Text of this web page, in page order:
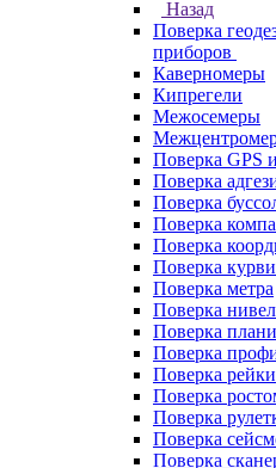
Назад
Поверка
приборов
Каверномеры
Кипрегели
Межосемеры
Поверка GPS
Поверка
Поверка
Поверка
Поверка
Поверка
Поверка метра
Поверка
Поверка
Поверка
Поверка рейки
Поверка
Поверка
Поверка
Поверка